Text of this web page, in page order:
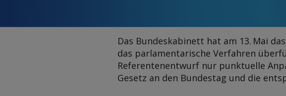
Das Bundeskabinett hat am 13. Mai
das parlamentarische Verfahren
Referentenentwurf nur punktuelle
Gesetz an den Bundestag und die